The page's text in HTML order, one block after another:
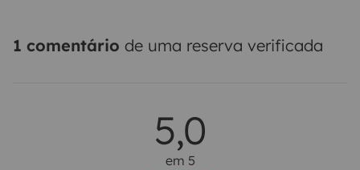
1 comentário de uma reserva verificada
5,0
em 5